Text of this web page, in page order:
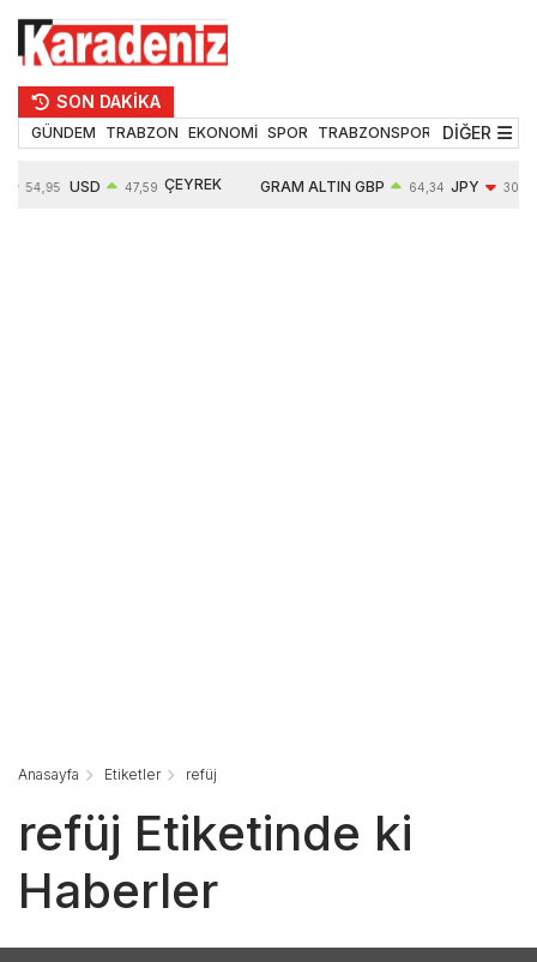
SON DAKİKA
GÜNDEM TRABZON EKONOMİ SPOR TRABZONSPOR TEKNOLOJİ
DİĞER
54,95 USD 47,59 ÇEYREK GRAM ALTIN GBP 64,34 JPY 30,18
Anasayfa Etiketler refüj
refüj Etiketinde ki
Haberler